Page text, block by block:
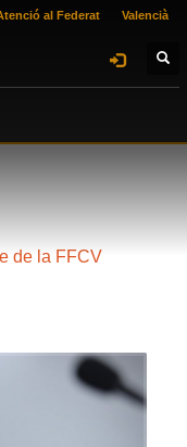
al Federat Valencià
de la FFCV